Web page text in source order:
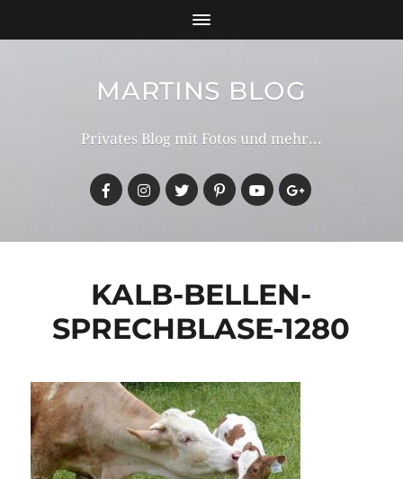
MARTINS BLOG
Privates Blog mit Fotos und mehr...
KALB-BELLEN-
SPRECHBLASE-1280